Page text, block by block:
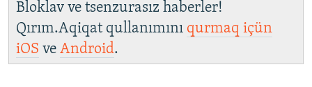
Bloklav ve tsenzurasız haberler!
Qırım.Aqiqat qullanımını qurmaq içün
iOS ve Android.